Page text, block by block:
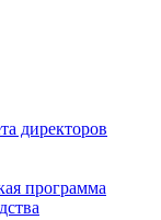
директоров
программа